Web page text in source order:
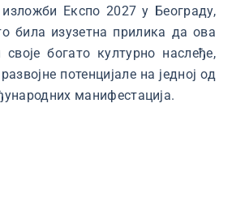
изложби Експо 2027 у Београду,
била изузетна прилика да ова
богато културно наслеђе,
потенцијале на једној од
манифестација.